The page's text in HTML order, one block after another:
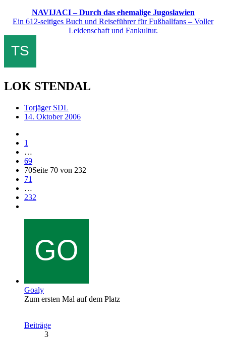
NAVIJACI – Durch das ehemalige Jugoslawien
Ein 612-seitiges Buch und Reiseführer für Fußballfans – Voller
Leidenschaft und Fankultur.
LOK STENDAL
Torjäger SDL
14. Oktober 2006
1
…
69
70Seite 70 von 232
71
…
232
Goaly
Zum ersten Mal auf dem Platz
Beiträge
3